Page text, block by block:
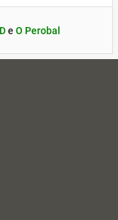
e O Perobal